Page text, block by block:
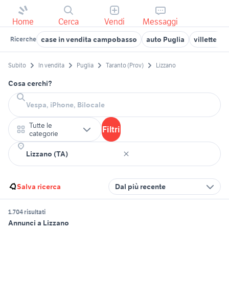
Home Cerca Vendi Messaggi
Ricerche case in vendita campobasso auto Puglia villette in
Subito In vendita Puglia Taranto (Prov) Lizzano
Cosa cerchi?
Tutte le
categorie
Filtri
Salva ricerca Dal più recente
1.704 risultati
Annunci a Lizzano